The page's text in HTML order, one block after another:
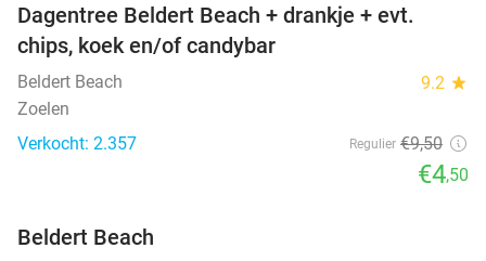
Dagentree Beldert Beach + drankje + evt.
chips, koek en/of candybar
Beldert Beach 9.2 star
Zoelen
Verkocht: 2.357
Regulier €9,50
€4,50
Beldert Beach